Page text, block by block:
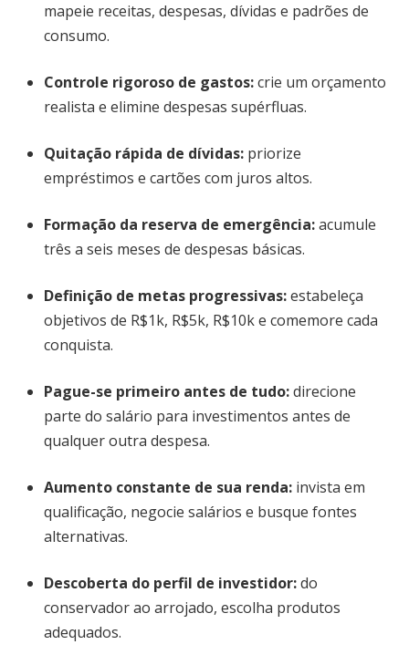
mapeie receitas, despesas, dívidas e padrões de
consumo.
Controle rigoroso de gastos:crie um orçamento
realista e elimine despesas supérfluas.
Quitação rápida de dívidas: priorize
empréstimos e cartões com juros altos.
Formação da reserva de emergência:acumule
três a seis meses de despesas básicas.
Definição de metas progressivas:estabeleça
objetivos de R$1k, R$5k, R$10k e comemore cada
conquista.
Pague-se primeiro antes de tudo:direcione
parte do salário para investimentos antes de
qualquer outra despesa.
Aumento constante de sua renda: invista em
qualificação, negocie salários e busque fontes
alternativas.
Descoberta do perfil de investidor:do
conservador ao arrojado, escolha produtos
adequados.